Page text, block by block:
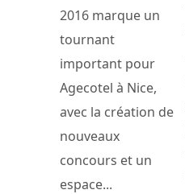
2016 marque un
tournant
important pour
Agecotel à Nice,
avec la création de
nouveaux
concours et un
espace...